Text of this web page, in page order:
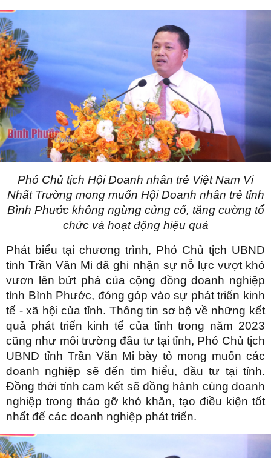
Phó Chủ tịch Hội Doanh nhân trẻ Việt Nam Vi
Nhất Trường mong muốn Hội Doanh nhân trẻ tỉnh
Bình Phước không ngừng củng cố, tăng cường tổ
chức và hoạt động hiệu quả
Phát biểu tại chương trình, Phó Chủ tịch UBND
tỉnh Trần Văn Mi đã ghi nhận sự nỗ lực vượt khó
vươn lên bứt phá của cộng đồng doanh nghiệp
tỉnh Bình Phước, đóng góp vào sự phát triển kinh
tế - xã hội của tỉnh. Thông tin sơ bộ về những kết
quả phát triển kinh tế của tỉnh trong năm 2023
cũng như môi trường đầu tư tại tỉnh, Phó Chủ tịch
UBND tỉnh Trần Văn Mi bày tỏ mong muốn các
doanh nghiệp sẽ đến tìm hiểu, đầu tư tại tỉnh.
Đồng thời tỉnh cam kết sẽ đồng hành cùng doanh
nghiệp trong tháo gỡ khó khăn, tạo điều kiện tốt
nhất để các doanh nghiệp phát triển.